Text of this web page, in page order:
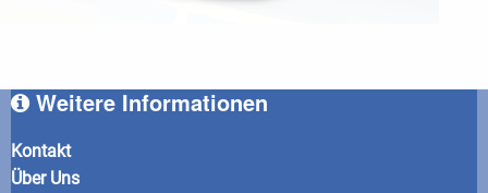
Weitere Informationen
Kontakt
Über Uns